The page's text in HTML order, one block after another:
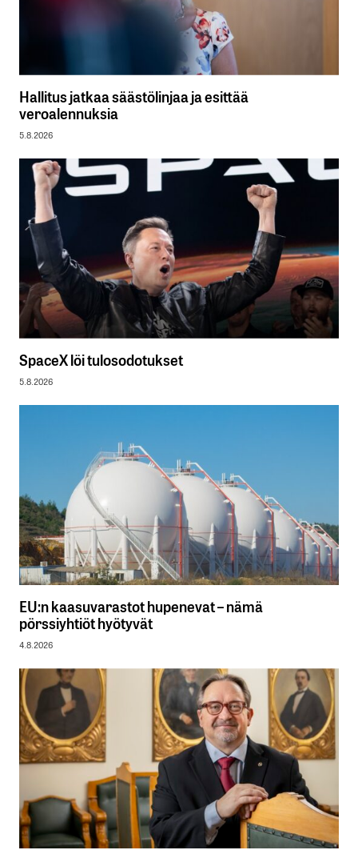
Hallitus jatkaa säästölinjaa ja esittää
veroalennuksia
5.8.2026
SpaceX löi tulosodotukset
5.8.2026
EU:n kaasuvarastot hupenevat – nämä
pörssiyhtiöt hyötyvät
4.8.2026